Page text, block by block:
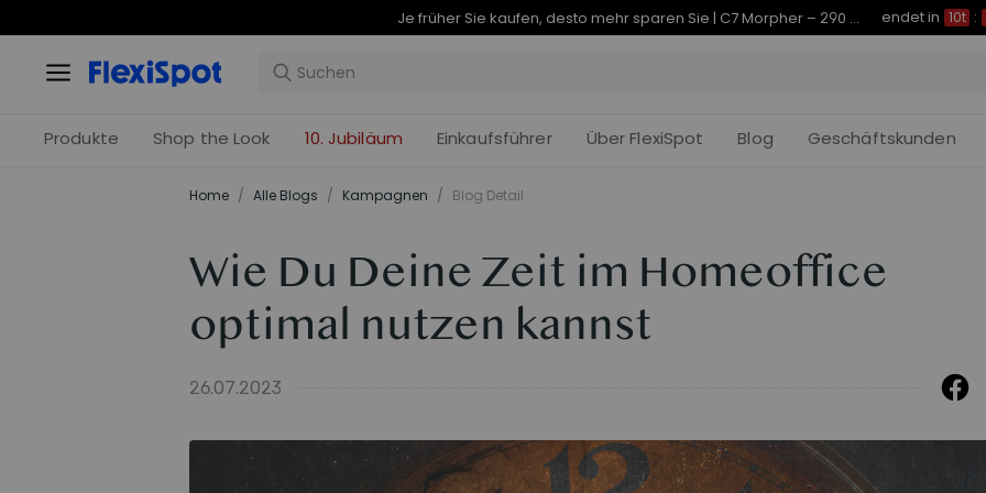
Je früher Sie kaufen, desto mehr sparen Sie | C7 Morpher – 290 € Rabatt endet in 10t :
Produkte Shop the Look 10. Jubiläum Einkaufsführer Über FlexiSpot Blog Geschäftskunden
Home / Alle Blogs / Kampagnen / Blog Detail
Wie Du Deine Zeit im Homeoffice
optimal nutzen kannst
26.07.2023